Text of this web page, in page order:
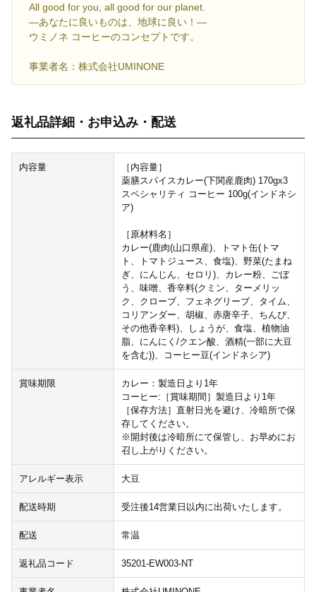
All good for you, all good for our planet.
―あなたに良いものは、地球に良い！―
ウミノネ コーヒーのコンセプトです。
事業者名：株式会社UMINONE
返礼品詳細・お申込み・配送
内容量
［内容量］
薬膳スパイスカレー(下関産鹿肉) 170gx3
スペシャリティ コーヒー 100g(インドネシ
ア)
［原材料名］
カレー(鹿肉(山口県産)、トマト缶(トマ
ト、トマトジュース、食塩)、野菜(たまね
ぎ、にんじん、セロリ)、カレー粉、ごぼ
う、味噌、香辛料(クミン、ターメリッ
ク、クローブ、フェネグリーブ、タイム、
コリアンダー、胡椒、赤唐辛子、ちんぴ、
その他香辛料)、しょうが、食塩、植物油
脂、にんにく/クエン酸、酒精(一部に大豆
を含む))、コーヒー豆(インドネシア)
賞味期限
カレー：製造日より1年
コーヒー:［賞味期間］製造日より1年
［保存方法］直射日光を避け、冷暗所で保
存してください。
※開封後は冷暗所にて保管し、お早めにお
召し上がりください。
アレルギー表示 大豆
配送時期 受注後14営業日以内に出荷いたします。
配送 常温
返礼品コード 35201-EW003-NT